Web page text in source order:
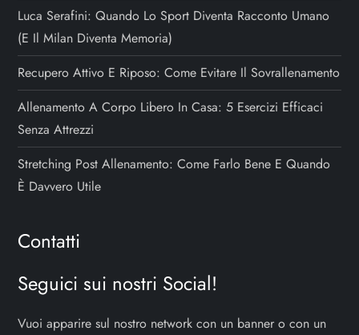
Luca Serafini: Quando Lo Sport Diventa Racconto Umano
(e Il Milan Diventa Memoria)
Recupero Attivo E Riposo: Come Evitare Il Sovrallenamento
Allenamento A Corpo Libero In Casa: 5 Esercizi Efficaci
Senza Attrezzi
Stretching Post Allenamento: Come Farlo Bene E Quando
È Davvero Utile
Contatti
Seguici sui nostri Social!
Vuoi apparire sul nostro network con un banner o con un